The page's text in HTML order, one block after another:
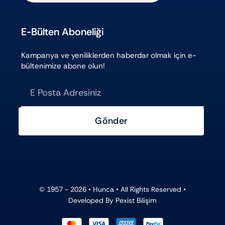
E-Bülten Aboneliği
Kampanya ve yeniliklerden haberdar olmak için e-
bültenimize abone olun!
Gönder
© 1957 - 2026 • Hunca • All Rights Reserved •
Developed By Pexist Bilişim